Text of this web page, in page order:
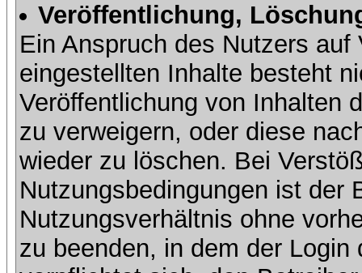
Veröffentlichung,
Ein Anspruch des Nutzers
eingestellten Inhalte besteht
Veröffentlichung von Inhalten
zu verweigern, oder diese
wieder zu löschen. Bei
Nutzungsbedingungen ist der
Nutzungsverhältnis ohne
zu beenden, in dem der